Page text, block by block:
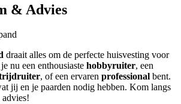
& Advies
draait alles om de perfecte huisvesting voor
nu een enthousiaste hobbyruiter, een
, of een ervaren professional bent.
jij en je paarden nodig hebben. Kom langs